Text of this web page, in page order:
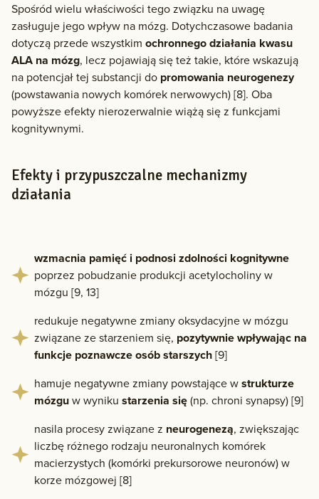
Spośród wielu właściwości tego związku na uwagę
zasługuje jego wpływ na mózg. Dotychczasowe badania
dotyczą przede wszystkim ochronnego działania kwasu
ALA na mózg, lecz pojawiają się też takie, które wskazują
na potencjał tej substancji do promowania neurogenezy
(powstawania nowych komórek nerwowych) [8]. Oba
powyższe efekty nierozerwalnie wiążą się z funkcjami
kognitywnymi.
Efekty i przypuszczalne mechanizmy
działania
wzmacnia pamięć i podnosi zdolności kognitywne
poprzez pobudzanie produkcji acetylocholiny w
mózgu [9, 13]
redukuje negatywne zmiany oksydacyjne w mózgu
związane ze starzeniem się, pozytywnie wpływając na
funkcje poznawcze osób starszych[9]
hamuje negatywne zmiany powstające wstrukturze
mózguw wyniku starzenia się(np. chroni synapsy) [9]
nasila procesy związane z neurogenezą, zwiększając
liczbę różnego rodzaju neuronalnych komórek
macierzystych (komórki prekursorowe neuronów) w
korze mózgowej [8]